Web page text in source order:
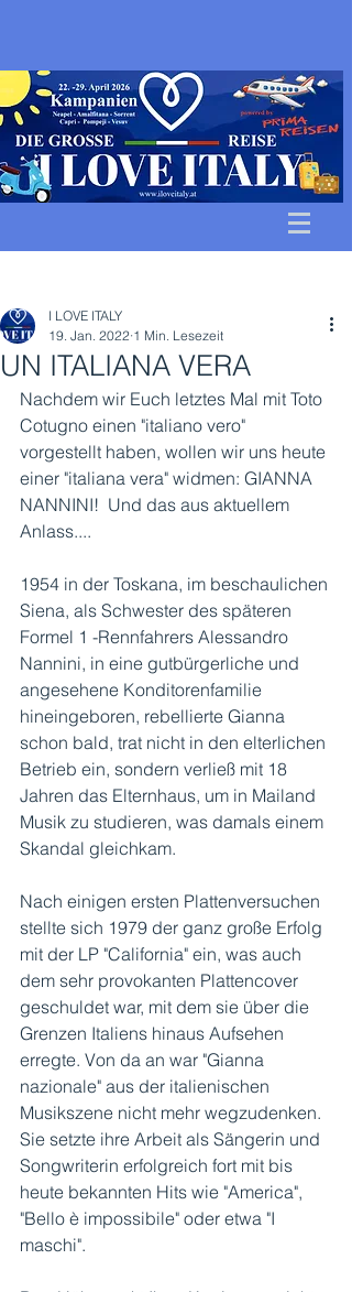
UN ITALIANA VERA
I LOVE ITALY
19. Jan. 2022 1 Min. Lesezeit
Nachdem wir Euch letztes Mal mit Toto
Cotugno einen "italiano vero"
vorgestellt haben, wollen wir uns heute
einer "italiana vera" widmen: GIANNA
NANNINI!  Und das aus aktuellem
Anlass....
1954 in der Toskana, im beschaulichen
Siena, als Schwester des späteren
Formel 1 -Rennfahrers Alessandro
Nannini, in eine gutbürgerliche und
angesehene Konditorenfamilie
hineingeboren, rebellierte Gianna
schon bald, trat nicht in den elterlichen
Betrieb ein, sondern verließ mit 18
Jahren das Elternhaus, um in Mailand
Musik zu studieren, was damals einem
Skandal gleichkam.
Nach einigen ersten Plattenversuchen
stellte sich 1979 der ganz große Erfolg
mit der LP "California" ein, was auch
dem sehr provokanten Plattencover
geschuldet war, mit dem sie über die
Grenzen Italiens hinaus Aufsehen
erregte. Von da an war "Gianna
nazionale" aus der italienischen
Musikszene nicht mehr wegzudenken.
Sie setzte ihre Arbeit als Sängerin und
Songwriterin erfolgreich fort mit bis
heute bekannten Hits wie "America",
"Bello è impossibile" oder etwa "I
maschi".